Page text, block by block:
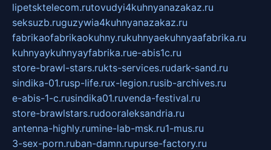
lipetsktelecom.rutovudyi4kuhnyanazakaz.ru
seksuzb.ruguzywia4kuhnyanazakaz.ru
fabrikaofabrikaokuhny.rukuhnyaekuhnyaafabrika.ru
kuhnyaykuhnyayfabrika.rue-abis1c.ru
store-brawl-stars.rukts-services.rudark-sand.ru
sindika-01.rusp-life.rux-legion.rusib-archives.ru
e-abis-1-c.rusindika01.ruvenda-festival.ru
store-brawlstars.rudooraleksandria.ru
antenna-highly.rumine-lab-msk.ru1-mus.ru
3-sex-porn.ruban-damn.rupurse-factory.ru